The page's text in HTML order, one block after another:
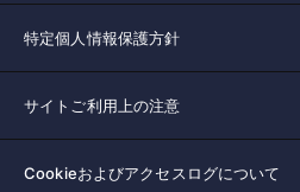
特定個人情報保護方針
サイトご利用上の注意
Cookieおよびアクセスログについて